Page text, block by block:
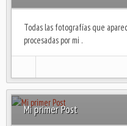
Todas las fotografías que
procesadas por mi .
Mi primer Post